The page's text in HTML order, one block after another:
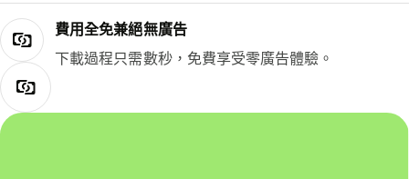
費用全免兼絕無廣告
下載過程只需數秒，免費享受零廣告體驗。